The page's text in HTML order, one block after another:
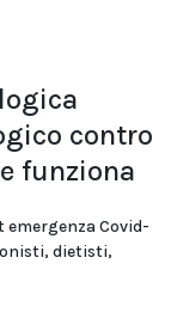
contro
funziona
Covid-
dietisti,